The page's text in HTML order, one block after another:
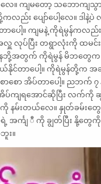
။ ကျမတော့ သဘောကျသွာ
း ပျော်ပေါ့လေ။ ဒါနဲ့ပဲ
ပေါ့။ ကျမနဲ့ ကိုရဲမွန်ကလည်း
လှူ လုပ်ပြီး တရွာလုံးကို ထမင်
ေဘို့အတွက် ကိုရဲမွန် မိဘတွေ
ယ်နိုင်တာပေါ့။ ကိုရဲမွန်တို့က
ော အိပ်တာပေါ့။ ညဘက် ၇
ကျရအောင်ဆိုပြီး လက်ကို
ကို နမ်းတယ်လေ။ နှုတ်ခမ်းတွ
ရဲ့ အင်္ကျ ီ ကို ချွတ်ပြီး နို့
း။